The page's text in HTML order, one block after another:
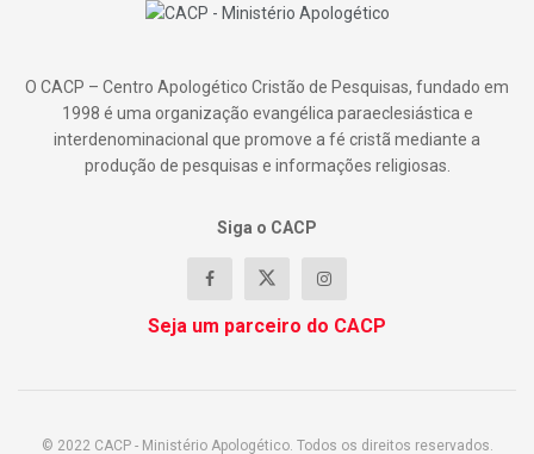
O CACP – Centro Apologético Cristão de Pesquisas, fundado em
1998 é uma organização evangélica paraeclesiástica e
interdenominacional que promove a fé cristã mediante a
produção de pesquisas e informações religiosas.
Siga o CACP
Seja um parceiro do CACP
© 2022 CACP - Ministério Apologético. Todos os direitos reservados.